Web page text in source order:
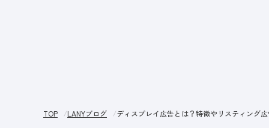
TOP LANYブログ ディスプレイ広告とは？特徴やリスティング